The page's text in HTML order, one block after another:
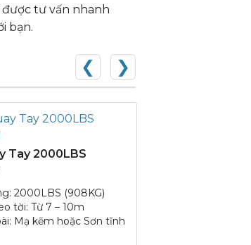
tư vấn nhanh
bạn.
❮
Tay 2000LBS
2000LBS (908KG)
tời: Từ 7 – 10m
Mạ kẽm hoặc Sơn tĩnh
❯